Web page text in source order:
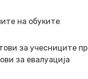
на обуките
за учесниците
за евалуација